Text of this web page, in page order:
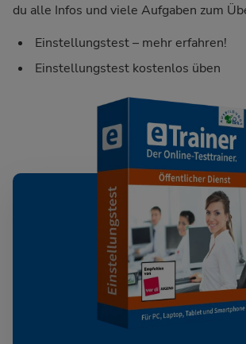
du alle Infos und viele Aufgaben zum
Einstellungstest – mehr erfahren!
Einstellungstest kostenlos üben